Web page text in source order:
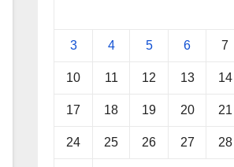
3 4 5 6 7
10 11 12 13 14
17 18 19 20 21
24 25 26 27 28